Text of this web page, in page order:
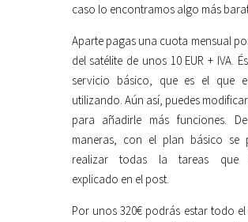
caso lo encontramos algo más
Aparte pagas una cuota mensual
del satélite de unos 10 EUR + IVA.
servicio básico, que es el que
utilizando. Aún así, puedes
para añadirle más funciones.
maneras, con el plan básico se
realizar todas la tareas que
explicado en el post.
Por unos 320€ podrás estar todo